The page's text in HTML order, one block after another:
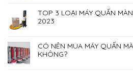
TOP 3 LOẠI MÁY QUẤN
2023
CÓ NÊN MUA MÁY QUẤN
KHÔNG?